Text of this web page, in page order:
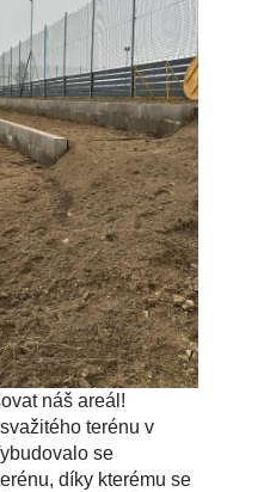
náš areál!
terénu v
se
díky kterému se